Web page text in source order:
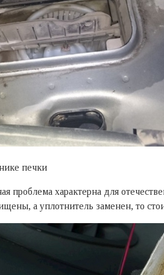
печки
проблема характерна для
а уплотнитель заменен, то